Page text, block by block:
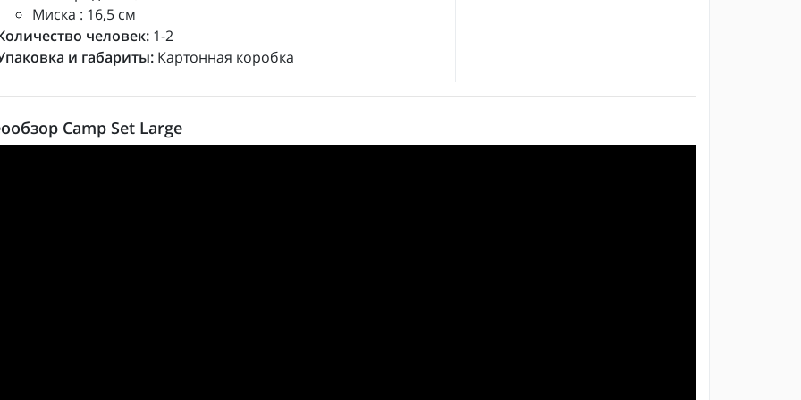
Миска : 16,5 см
человек: 1-2
и габариты: Картонная коробка
Camp Set Large